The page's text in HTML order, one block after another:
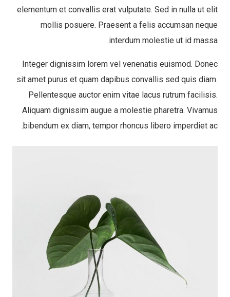
elementum et convallis erat vulputate. Sed in nulla ut elit
mollis posuere. Praesent a felis accumsan neque
interdum molestie ut id massa.
Integer dignissim lorem vel venenatis euismod. Donec
sit amet purus et quam dapibus convallis sed quis diam.
Pellentesque auctor enim vitae lacus rutrum facilisis.
Aliquam dignissim augue a molestie pharetra. Vivamus
bibendum ex diam, tempor rhoncus libero imperdiet ac.